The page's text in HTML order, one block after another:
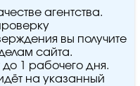
агентства.
вы получите
сайта.
1 рабочего дня.
на указанный